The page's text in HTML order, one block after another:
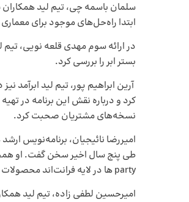
سلمان باسمه چی، تیم لید
ابتدا راه‌حل‌های موجود برای
بستر ابر را بررسی کرد.
نسخه‌های مشتریان صحبت کرد.
امیررضا نائیجیان، برنامه‌نویس
party ها در لایه فرانت‌اند محصولات جدید ارائه داد.
امیرحسین لطفی زاده، تیم لید